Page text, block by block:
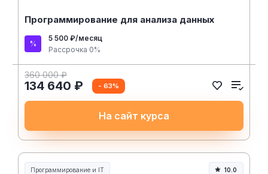
Программирование для анализа данных
5 500 ₽/месяц
Рассрочка 0%
360 000 ₽
134 640 ₽ - 63%
На сайт курса
Программирование и IT 10.0